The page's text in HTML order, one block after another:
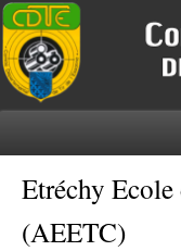
Etréchy
(AEETC)